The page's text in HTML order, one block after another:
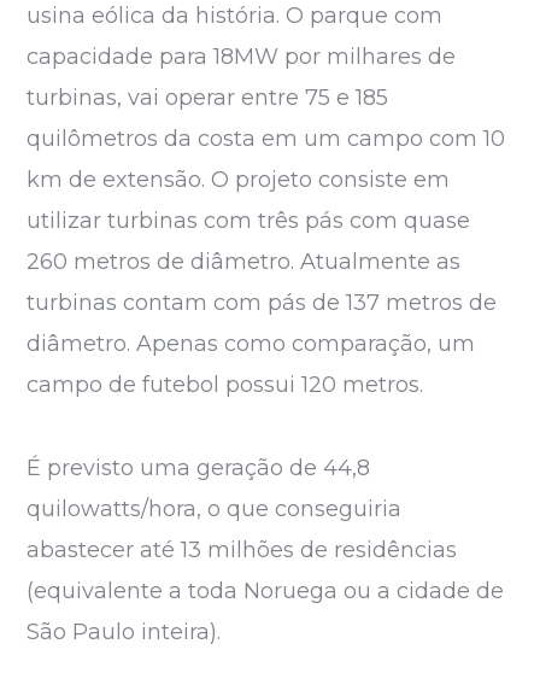
usina eólica da história. O parque com
capacidade para 18MW por milhares de
turbinas, vai operar entre 75 e 185
quilômetros da costa em um campo com 10
km de extensão. O projeto consiste em
utilizar turbinas com três pás com quase
260 metros de diâmetro. Atualmente as
turbinas contam com pás de 137 metros de
diâmetro. Apenas como comparação, um
campo de futebol possui 120 metros.
É previsto uma geração de 44,8
quilowatts/hora, o que conseguiria
abastecer até 13 milhões de residências
(equivalente a toda Noruega ou a cidade de
São Paulo inteira).